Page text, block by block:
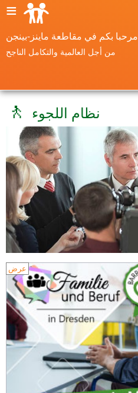
≡
مرحبا بكم في مقاطعة ماينز-بينجن
من أجل العالمية والتكامل الناجح
🚶 نظام اللجوء
عرض